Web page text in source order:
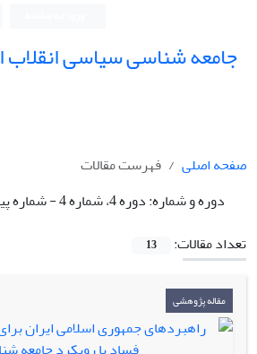
جامعه شناسی سیاسی انقلاب
صفحه اصلی
فهرست مقالات
دوره و شماره:دوره 4، شماره 4 - شماره پیاپی 16، زمستان 1402
تعداد مقالات:
13
مقاله پژوهشی